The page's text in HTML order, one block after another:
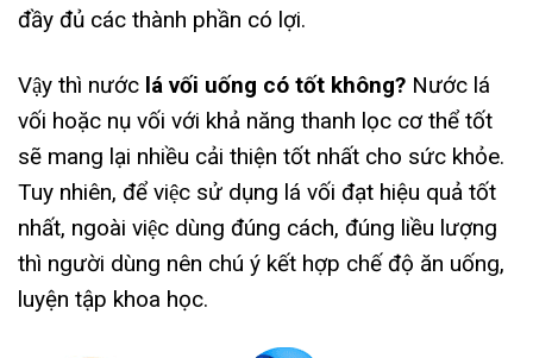
đầy đủ các thành phần có lợi.
Vậy thì nước lá vối uống có tốt không? Nước lá
vối hoặc nụ vối với khả năng thanh lọc cơ thể tốt
sẽ mang lại nhiều cải thiện tốt nhất cho sức khỏe.
Tuy nhiên, để việc sử dụng lá vối đạt hiệu quả tốt
nhất, ngoài việc dùng đúng cách, đúng liều lượng
thì người dùng nên chú ý kết hợp chế độ ăn uống,
luyện tập khoa học.